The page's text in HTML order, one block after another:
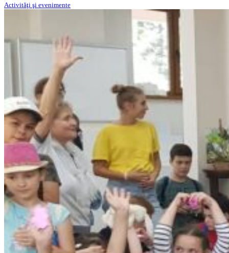
Activităţi şi evenimente